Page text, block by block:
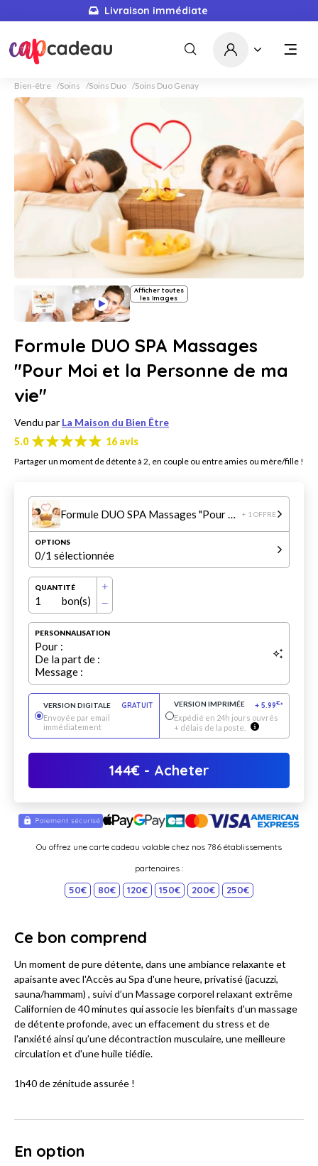
Livraison immédiate
Bien-être Soins Soins Duo Soins Duo Genay
Afficher toutes
les images
Formule DUO SPA Massages
"Pour Moi et la Personne de ma
vie"
Vendu par La Maison du Bien Être
5.0
16 avis
Partager un moment de détente à 2, en couple ou entre amies ou mère/fille !
Formule DUO SPA Massages "Pour Moi et la Personne de ma vie" + 1 OFFRE
OPTIONS
0/1 sélectionnée
QUANTITÉ
1 bon(s)
PERSONNALISATION
Pour :
De la part de :
Message :
VERSION DIGITALE
GRATUIT
Envoyée par email
immédiatement
VERSION IMPRIMÉE + 5.99€*
Expédié en 24h jours ouvrés
+ délais de la poste.
144€ - Acheter
Ou offrez une carte cadeau valable chez nos 786 établissements
partenaires :
50€ 80€ 120€ 150€ 200€ 250€
Ce bon comprend
Un moment de pure détente, dans une ambiance relaxante et
apaisante avec l'Accès au Spa d'une heure, privatisé (jacuzzi,
sauna/hammam) , suivi d’un Massage corporel relaxant extrême
Californien de 40 minutes qui associe les bienfaits d'un massage
de détente profonde, avec un effacement du stress et de
l'anxiété ainsi qu’une décontraction musculaire, une meilleure
circulation et d'une huile tiédie.
1h40 de zénitude assurée !
En option